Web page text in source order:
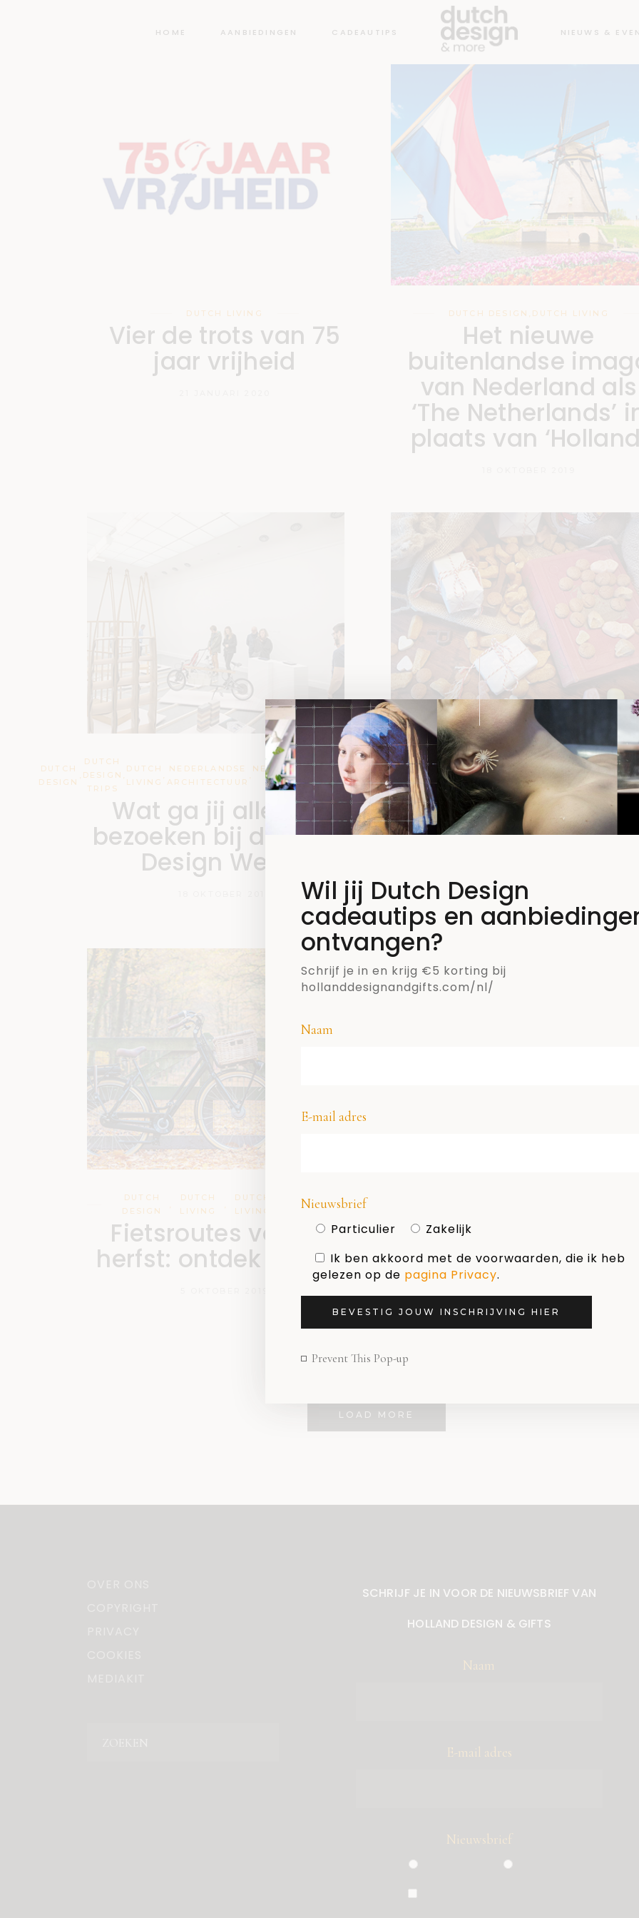
Wil jij Dutch Design
cadeautips en
ontvangen?
Schrijf je in en krijg €5 korting bij
hollanddesignandgifts.com/nl/
Naam
E-mail adres
Nieuwsbrief
Particulier
Zakelijk
Ik ben akkoord met de voorwaarden, die ik heb
gelezen op de pagina Privacy.
BEVESTIG JOUW INSCHRIJVING HIER
Prevent This Pop-up
HOME AANBIEDINGEN CADEAUTIPS NIEUWS &
DUTCH LIVING
Vier de trots van 75
jaar vrijheid
DUTCH DESIGN , DUTCH LIVING
Het nieuwe
buitenlandse
van Nederland als
‘The Netherlands’
plaats van
DUTCH
DESIGN
,
DUTCH
DESIGN
TRIPS
,
DUTCH
LIVING
,
NEDERLANDSE
ARCHITECTUUR
,
NEDERLANDSE
KUNST
NEDERLANDSE
ONTWERPERS
Wat ga jij allemaal
bezoeken bij de Dutch
Design Week?
DUTCH
DESIGN
,
DUTCH
LIVING
SINTERKLAAS
Denk aan
buitenland!
15 OKTOBER 2019
DUTCH
DESIGN
DUTCH
LIVING
DUTCH
LIVING
ZIEN EN
DOEN
Fietsroutes voor de
herfst: ontdek ze hier!
De nationale wijn-
woonmaand 2019
belooft weer
te worden!
LOAD MORE
SCHRIJF JE IN VOOR DE NIEUWSBRIEF VAN
HOLLAND DESIGN & GIFTS
Naam
E-mail adres
Nieuwsbrief